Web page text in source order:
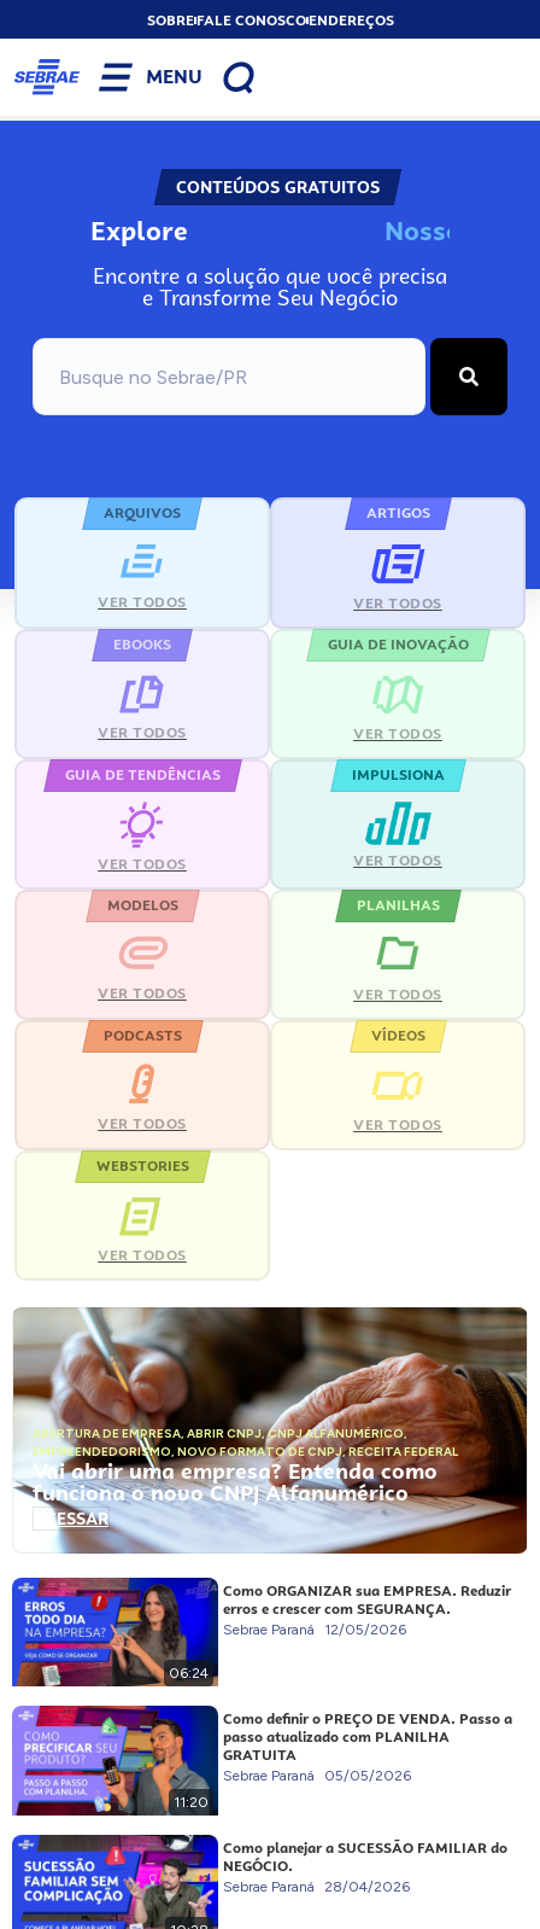
SOBREFALE CONOSCOENDEREÇOS
MENU
CONTEÚDOS GRATUITOS
Explore Nos
Encontre a solução que você precisa
e Transforme Seu Negócio
ARQUIVOS
VER TODOS
ARTIGOS
VER TODOS
EBOOKS
VER TODOS
GUIA DE INOVAÇÃO
VER TODOS
GUIA DE TENDÊNCIAS
VER TODOS
IMPULSIONA
VER TODOS
MODELOS
VER TODOS
PLANILHAS
VER TODOS
PODCASTS
VER TODOS
VÍDEOS
VER TODOS
WEBSTORIES
VER TODOS
ABERTURA DE EMPRESA, ABRIR CNPJ,CNPJ ALFANUMÉRICO,
EMPREENDEDORISMO, NOVO FORMATO DE CNPJ,RECEITA FEDERAL
Vai abrir uma empresa? Entenda como
funciona o novo CNPJ Alfanumérico
ACESSAR
06:24
Como ORGANIZAR sua EMPRESA. Reduzir
erros e crescer com SEGURANÇA.
Sebrae Paraná 12/05/2026
11:20
Como definir o PREÇO DE VENDA. Passo a
passo atualizado com PLANILHA
GRATUITA
Sebrae Paraná 05/05/2026
Como planejar a SUCESSÃO FAMILIAR do
NEGÓCIO.
Sebrae Paraná 28/04/2026